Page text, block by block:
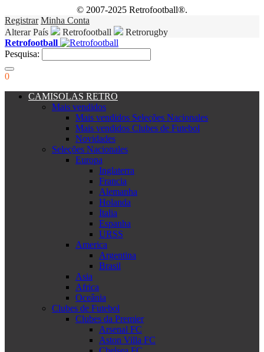
© 2007-2025 Retrofootball®.
Registrar Minha Conta
Alterar País
Retrofootball
Retrorugby
Retrofootball
Pesquisa:
0
CAMISOLAS RETRO
Mais vendidos
Mais vendidos Seleções Nacionales
Mais vendidos Clubes de Futebol
Novidades
Seleções Nacionales
Europa
Inglaterra
Francia
Alemanha
Holanda
Italia
Espanha
URSS
America
Argentina
Brasil
Asia
Africa
Oceânia
Clubes de Futebol
Clubes da Premier
Arsenal FC
Aston Villa FC